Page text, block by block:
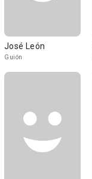
José León
Guión